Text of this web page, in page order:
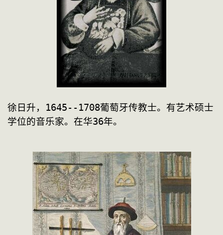
徐日升，1645--1708葡萄牙传教士。有艺术硕士
学位的音乐家。在华36年。